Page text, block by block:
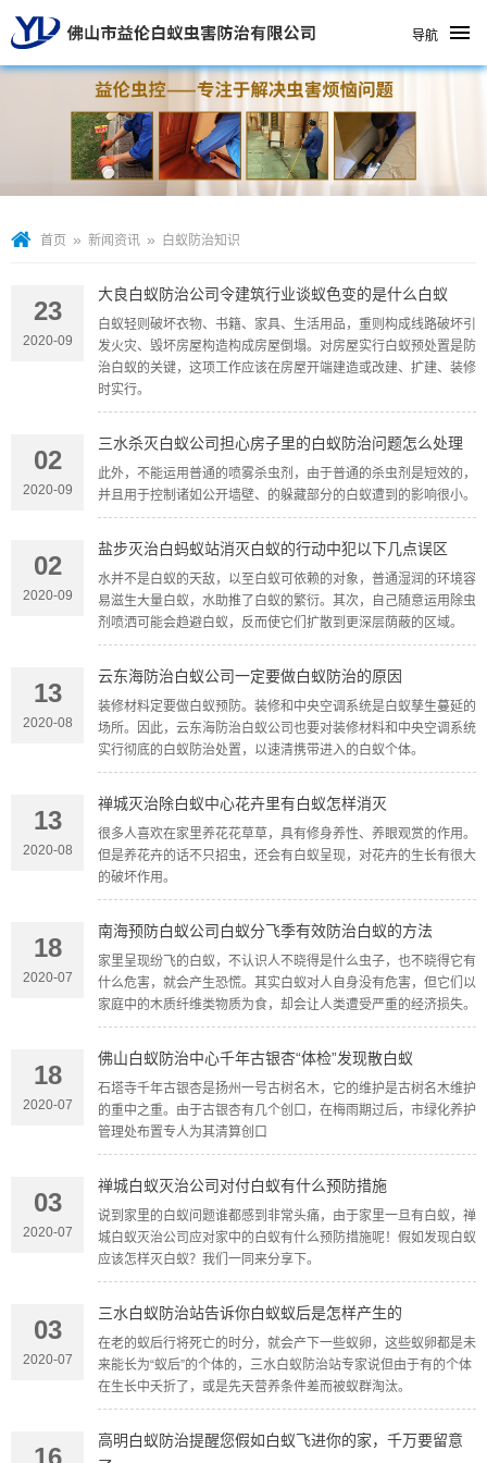
导航
首页 » 新闻资讯 » 白蚁防治知识
23
2020-09
大良白蚁防治公司令建筑行业谈蚁色变的是什么白蚁
白蚁轻则破坏衣物、书籍、家具、生活用品，重则构成线路破坏引
发火灾、毁坏房屋构造构成房屋倒塌。对房屋实行白蚁预处置是防
治白蚁的关键，这项工作应该在房屋开端建造或改建、扩建、装修
时实行。
02
2020-09
三水杀灭白蚁公司担心房子里的白蚁防治问题怎么处理
此外，不能运用普通的喷雾杀虫剂，由于普通的杀虫剂是短效的，
并且用于控制诸如公开墙壁、的躲藏部分的白蚁遭到的影响很小。
02
2020-09
盐步灭治白蚂蚁站消灭白蚁的行动中犯以下几点误区
水并不是白蚁的天敌，以至白蚁可依赖的对象，普通湿润的环境容
易滋生大量白蚁，水助推了白蚁的繁衍。其次，自己随意运用除虫
剂喷洒可能会趋避白蚁，反而使它们扩散到更深层荫蔽的区域。
13
2020-08
云东海防治白蚁公司一定要做白蚁防治的原因
装修材料定要做白蚁预防。装修和中央空调系统是白蚁孳生蔓延的
场所。因此，云东海防治白蚁公司也要对装修材料和中央空调系统
实行彻底的白蚁防治处置，以速清携带进入的白蚁个体。
13
2020-08
禅城灭治除白蚁中心花卉里有白蚁怎样消灭
很多人喜欢在家里养花花草草，具有修身养性、养眼观赏的作用。
但是养花卉的话不只招虫，还会有白蚁呈现，对花卉的生长有很大
的破坏作用。
18
2020-07
南海预防白蚁公司白蚁分飞季有效防治白蚁的方法
家里呈现纷飞的白蚁，不认识人不晓得是什么虫子，也不晓得它有
什么危害，就会产生恐慌。其实白蚁对人自身没有危害，但它们以
家庭中的木质纤维类物质为食，却会让人类遭受严重的经济损失。
18
2020-07
佛山白蚁防治中心千年古银杏“体检”发现散白蚁
石塔寺千年古银杏是扬州一号古树名木，它的维护是古树名木维护
的重中之重。由于古银杏有几个创口，在梅雨期过后，市绿化养护
管理处布置专人为其清算创口
03
2020-07
禅城白蚁灭治公司对付白蚁有什么预防措施
说到家里的白蚁问题谁都感到非常头痛，由于家里一旦有白蚁，禅
城白蚁灭治公司应对家中的白蚁有什么预防措施呢！假如发现白蚁
应该怎样灭白蚁？我们一同来分享下。
03
2020-07
三水白蚁防治站告诉你白蚁蚁后是怎样产生的
在老的蚁后行将死亡的时分，就会产下一些蚁卵，这些蚁卵都是未
来能长为“蚁后”的个体的，三水白蚁防治站专家说但由于有的个体
在生长中夭折了，或是先天营养条件差而被蚁群淘汰。
16
高明白蚁防治提醒您假如白蚁飞进你的家，千万要留意